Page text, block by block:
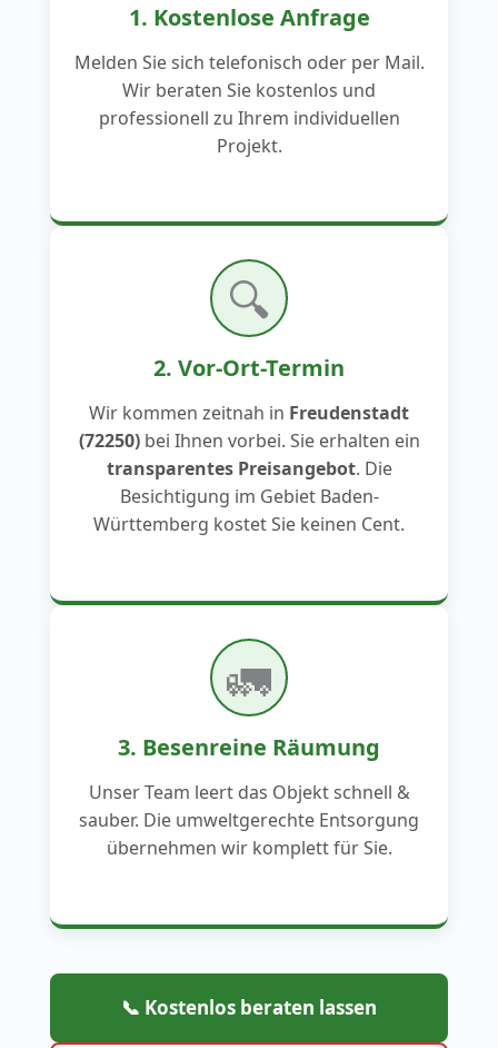
1. Kostenlose Anfrage
Melden Sie sich telefonisch oder per Mail.
Wir beraten Sie kostenlos und
professionell zu Ihrem individuellen
Projekt.
🔍
2. Vor-Ort-Termin
Wir kommen zeitnah in Freudenstadt
(72250)bei Ihnen vorbei. Sie erhalten ein
transparentes Preisangebot. Die
Besichtigung im Gebiet Baden-
Württemberg kostet Sie keinen Cent.
🚛
3. Besenreine Räumung
Unser Team leert das Objekt schnell &
sauber. Die umweltgerechte Entsorgung
übernehmen wir komplett für Sie.
📞 Kostenlos beraten lassen